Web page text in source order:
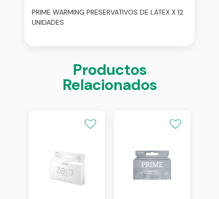
PRIME WARMING PRESERVATIVOS DE LATEX X 12
UNIDADES
Productos
Relacionados